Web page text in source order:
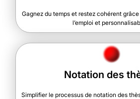
Gagnez du temps et restez cohérent
l’emploi et
Notation des
Simplifier le processus de notation des